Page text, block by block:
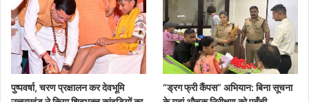
पुष्पवर्षा, चरण प्रक्षालन कर देवभूमि
“ड्रग फ्री कैंपस” अभियान: बिना सूचना